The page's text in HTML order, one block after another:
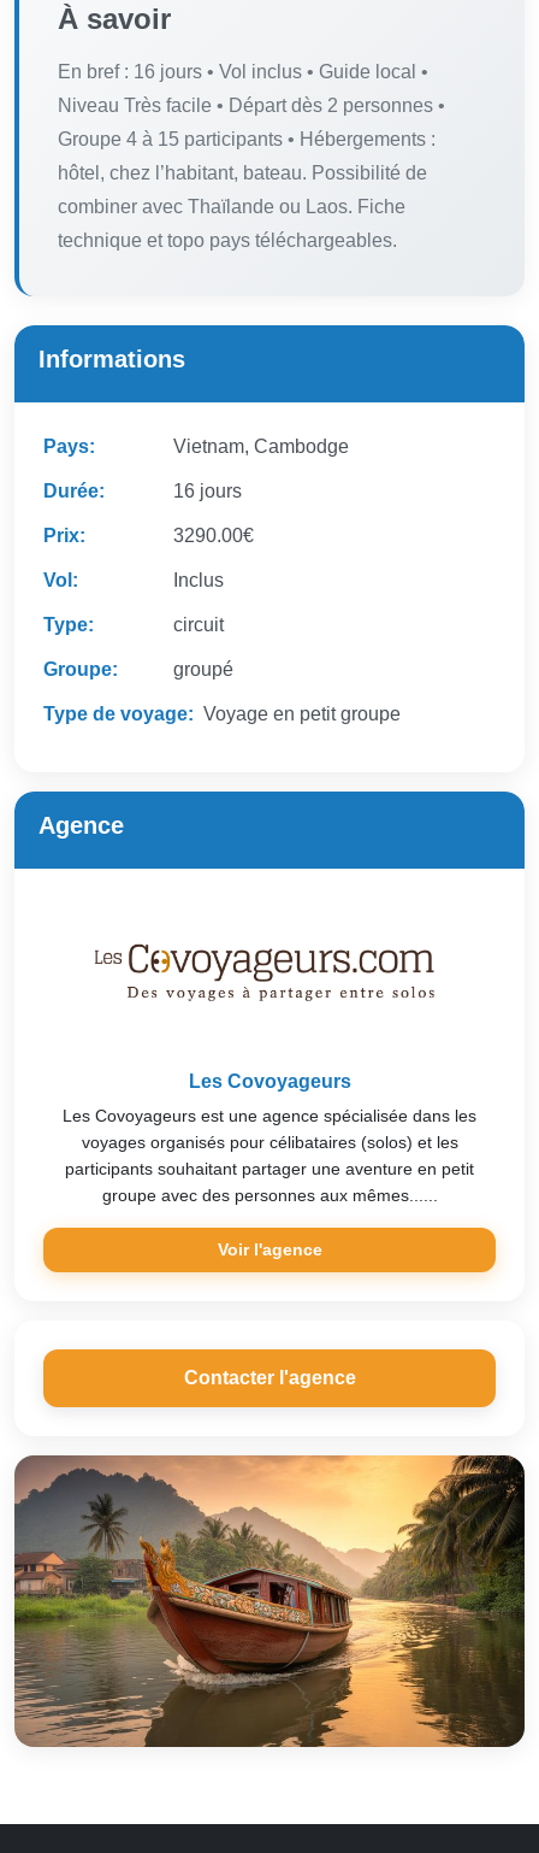
À savoir
En bref : 16 jours • Vol inclus • Guide local •
Niveau Très facile • Départ dès 2 personnes •
Groupe 4 à 15 participants • Hébergements :
hôtel, chez l’habitant, bateau. Possibilité de
combiner avec Thaïlande ou Laos. Fiche
technique et topo pays téléchargeables.
Informations
Pays: Vietnam, Cambodge
Durée: 16 jours
Prix: 3290.00€
Vol: Inclus
Type: circuit
Groupe: groupé
Type de voyage: Voyage en petit groupe
Agence
Les Covoyageurs
Les Covoyageurs est une agence spécialisée dans les
voyages organisés pour célibataires (solos) et les
participants souhaitant partager une aventure en petit
groupe avec des personnes aux mêmes......
Voir l'agence
Contacter l'agence